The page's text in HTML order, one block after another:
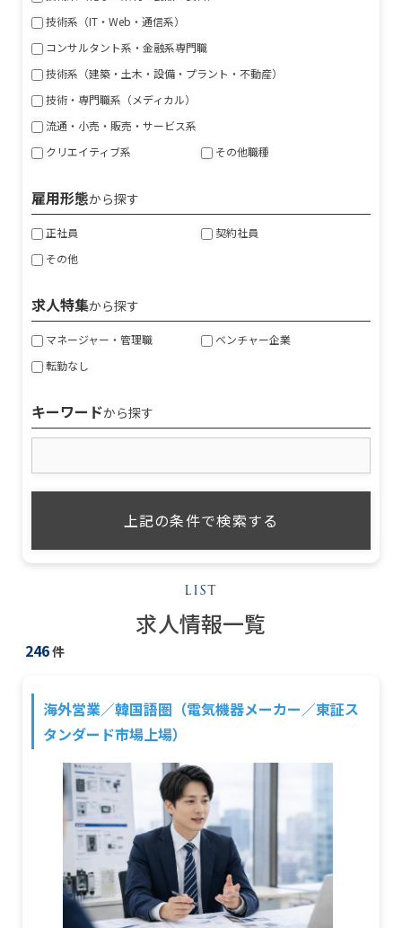
技術系（IT・Web・通信系）
コンサルタント系・金融系専門職
技術系（建築・土木・設備・プラント・不動産）
技術・専門職系（メディカル）
流通・小売・販売・サービス系
クリエイティブ系
その他職種
雇用形態から探す
正社員
契約社員
その他
求人特集から探す
マネージャー・管理職
ベンチャー企業
転勤なし
キーワードから探す
求人情報一覧
246件
海外営業／韓国語圏（電気機器メーカー／東証ス
タンダード市場上場）